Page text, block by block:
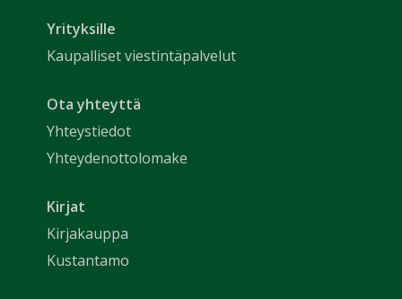
Yrityksille
Kaupalliset viestintäpalvelut
Ota yhteyttä
Yhteystiedot
Yhteydenottolomake
Kirjat
Kirjakauppa
Kustantamo